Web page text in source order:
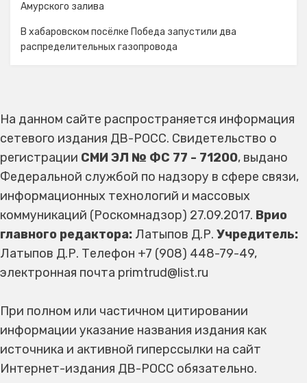
Амурского залива
В хабаровском посёлке Победа запустили два
распределительных газопровода
На данном сайте распространяется информация
сетевого издания ДВ-РОСС. Свидетельство о
регистрации СМИ ЭЛ № ФС 77 - 71200, выдано
Федеральной службой по надзору в сфере связи,
информационных технологий и массовых
коммуникаций (Роскомнадзор) 27.09.2017. Врио
главного редактора: Латыпов Д.Р. Учредитель:
Латыпов Д.Р. Телефон +7 (908) 448-79-49,
электронная почта primtrud@list.ru
При полном или частичном цитировании
информации указание названия издания как
источника и активной гиперссылки на сайт
Интернет-издания ДВ-РОСС обязательно.